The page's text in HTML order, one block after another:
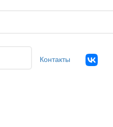
Контакты